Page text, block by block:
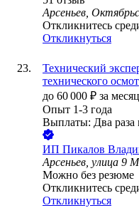
Арсеньев,
Откликнитесь
Откликнуться
Технический
технического
до 60 000 ₽ за
Опыт 1-3 года
Выплаты: Два раза
ИП Пикалов
Арсеньев, улица 9
Можно без резюме
Откликнитесь
Откликнуться